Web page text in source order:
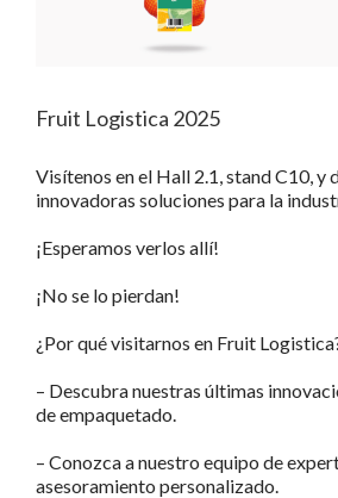
Fruit Logistica 2025
Visítenos en el Hall 2.1, stand C10, y
innovadoras soluciones para la
¡Esperamos verlos allí!
¡No se lo pierdan!
¿Por qué visitarnos en Fruit
– Descubra nuestras últimas
de empaquetado.
– Conozca a nuestro equipo de
asesoramiento personalizado.